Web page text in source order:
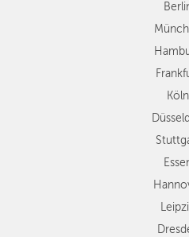
DRESDEN
ZÜRICH
Düsseldorf
Stuttgart
Essen
Dresden
Nürnberg
Wien
Zürich
Andere
Regionen
Köln